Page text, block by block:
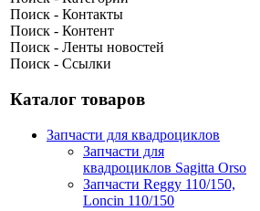
Поиск - Контакты
Поиск - Контент
Поиск - Ленты новостей
Поиск - Ссылки
Каталог товаров
Запчасти для квадроциклов
Запчасти для
квадроциклов Sagitta Orso
Запчасти Reggy 110/150,
Loncin 110/150